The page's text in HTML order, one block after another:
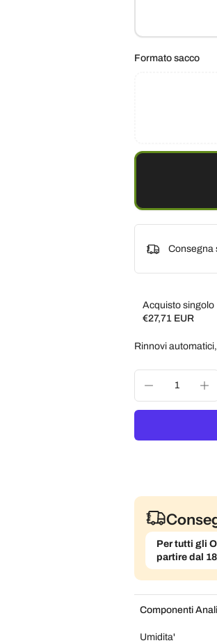
Formato sacco
Consegna
Acquisto singolo
€27,71 EUR
Subscribe and
Consegna
Rinnovi
Per tutti gli
partire dal
Componenti
Umidita'